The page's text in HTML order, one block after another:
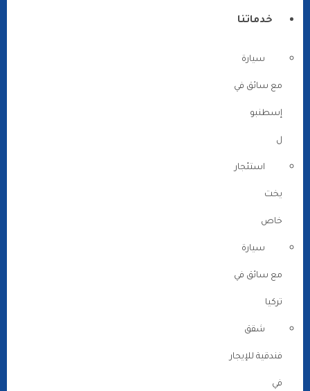
خدماتنا
سيارة
مع سائق في
إسطنبو
ل
استئجار
يخت
خاص
سيارة
مع سائق في
تركيا
شقق
فندقية للإيجار
في